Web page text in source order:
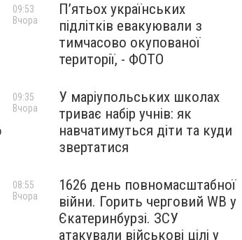
П’ятьох українських
підлітків евакуювали з
тимчасово окупованої
території, - ФОТО
09:53
Вчора
У маріупольських школах
триває набір учнів: як
навчатимуться діти та куди
звертатися
09:35
Вчора
1626 день повномасштабної
війни. Горить черговий WB у
Єкатеринбурзі. ЗСУ
атакували військові цілі у
08:55
Вчора